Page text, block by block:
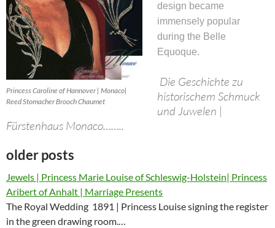
Princess Caroline of Hannover | Monaco|
Reed Stomacher Brooch Chaumet
design became
immensely popular
during the Belle
Equoque.
Die Geschichte zu
historischem Schmuck
und Juwelen |
Fürstenhaus Monaco……..
older posts
Jewels | Princess Marie Louise of Schleswig-Holstein| Princess
Aribert of Anhalt | Marriage Presents
The Royal Wedding 1891 | Princess Louise signing the register
in the green drawing room.…